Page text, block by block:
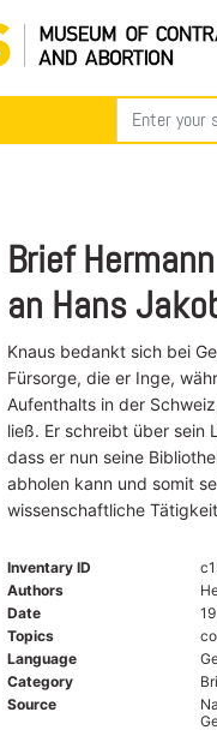
Brief
an Hans
Knaus bedankt sich bei
Fürsorge, die er Inge,
Aufenthalts in der
ließ. Er schreibt über sein
dass er nun seine
abholen kann und somit
wissenschaftliche
Inventary ID
Authors
Date
Topics
Language
Category
Source